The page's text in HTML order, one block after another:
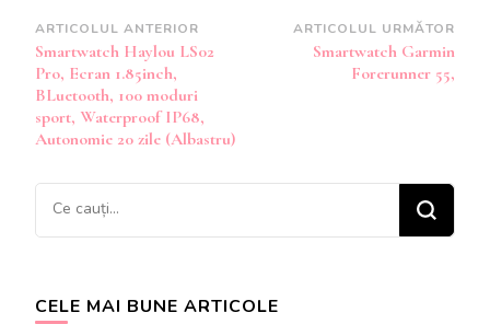
Navigare
în
articole
ARTICOLUL ANTERIOR
Smartwatch Haylou LS02
Pro, Ecran 1.85inch,
BLuetooth, 100 moduri
sport, Waterproof IP68,
Autonomie 20 zile (Albastru)
ARTICOLUL URMĂTOR
Smartwatch Garmin
Forerunner 55,
Cauți
ceva?
CELE MAI BUNE ARTICOLE